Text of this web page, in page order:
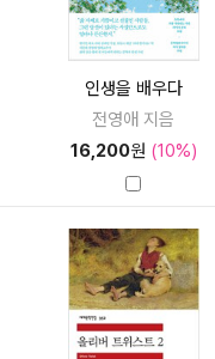
인생을 배우다
전영애 지음
16,200원 (10%)